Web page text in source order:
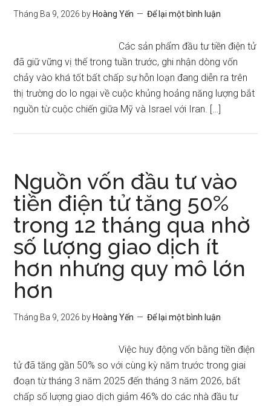
Tháng Ba 9, 2026 by Hoàng Yến Để lại một bình luận
Các sản phẩm đầu tư tiền điện tử
đã giữ vững vị thế trong tuần trước, ghi nhận dòng vốn
chảy vào khá tốt bất chấp sự hỗn loạn đang diễn ra trên
thị trường do lo ngại về cuộc khủng hoảng năng lượng bắt
nguồn từ cuộc chiến giữa Mỹ và Israel với Iran. […]
Nguồn vốn đầu tư vào
tiền điện tử tăng 50%
trong 12 tháng qua nhờ
số lượng giao dịch ít
hơn nhưng quy mô lớn
hơn
Tháng Ba 9, 2026 by Hoàng Yến Để lại một bình luận
Việc huy động vốn bằng tiền điện
tử đã tăng gần 50% so với cùng kỳ năm trước trong giai
đoạn từ tháng 3 năm 2025 đến tháng 3 năm 2026, bất
chấp số lượng giao dịch giảm 46% do các nhà đầu tư